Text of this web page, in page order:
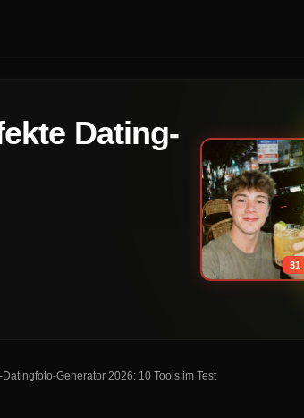
Dating-
31
Datingfoto-Generator 2026: 10 Tools im Test